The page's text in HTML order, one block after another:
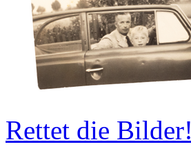
Rettet die Bilder!